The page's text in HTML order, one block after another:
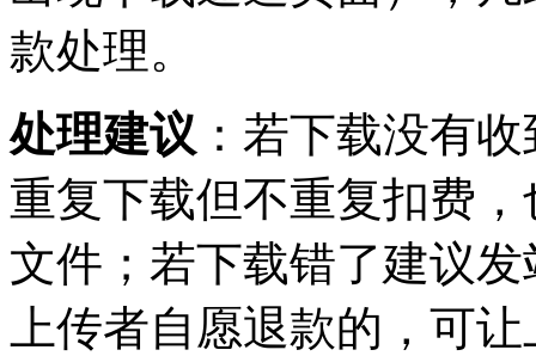
款处理。
处理建议 ：若下载没有
重复下载但不重复扣费
文件；若下载错了建议
上传者自愿退款的，可